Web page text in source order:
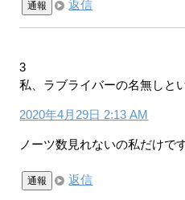
通報 返信
3
私、ラブライバーの名無しと
2020年4月29日 2:13 AM
ノーツ数見れないの私だけで
通報 返信